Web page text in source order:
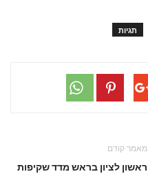
תגיות
מאמר קודם
ראשון לציון בראש מדד שקיפות